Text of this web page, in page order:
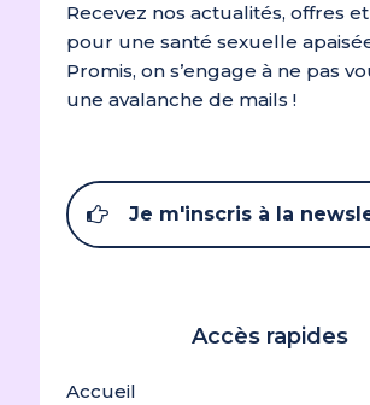
Recevez nos actualités, offres
pour une santé sexuelle
Promis, on s’engage à ne pas
une avalanche de mails !
Je m'inscris à la
Accès rapides
Accueil